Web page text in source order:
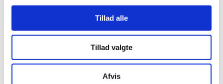
Tillad alle
Tillad valgte
Afvis
Udendørs leg & Spil
Gynger
Hoppeborge
Legehuse
Sandkasser